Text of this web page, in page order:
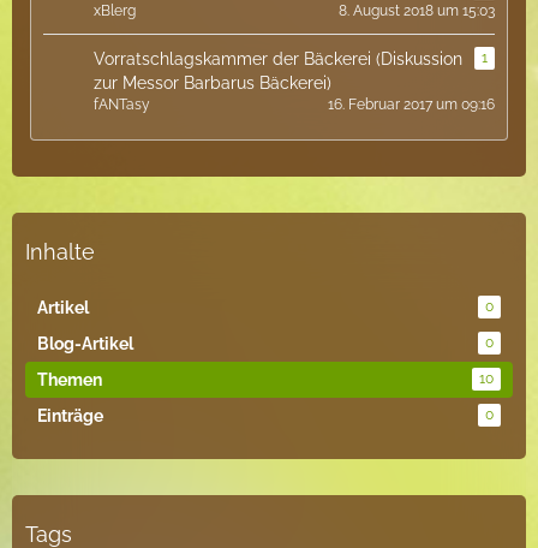
xBlerg
8. August 2018 um 15:03
Vorratschlagskammer der Bäckerei (Diskussion
zur Messor Barbarus Bäckerei)
1
fANTasy 16. Februar 2017 um 09:16
Inhalte
Artikel 0
Blog-Artikel 0
Themen 10
Einträge 0
Tags